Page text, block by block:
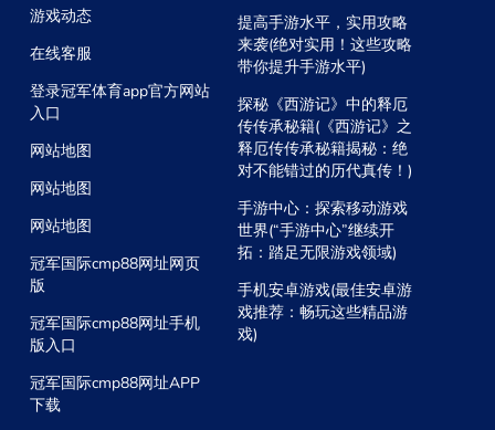
游戏动态
在线客服
登录冠军体育app官方网站
入口
网站地图
网站地图
网站地图
冠军国际cmp88网址网页
版
冠军国际cmp88网址手机
版入口
冠军国际cmp88网址APP
下载
提高手游水平，实用攻略
来袭(绝对实用！这些攻略
带你提升手游水平)
探秘《西游记》中的释厄
传传承秘籍(《西游记》之
释厄传传承秘籍揭秘：绝
对不能错过的历代真传！)
手游中心：探索移动游戏
世界(“手游中心”继续开
拓：踏足无限游戏领域)
手机安卓游戏(最佳安卓游
戏推荐：畅玩这些精品游
戏)